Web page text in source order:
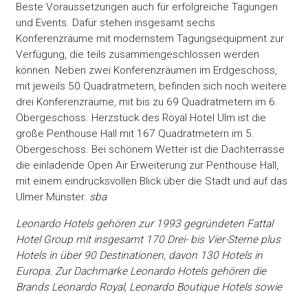
Beste Voraussetzungen auch für erfolgreiche Tagungen
und Events. Dafür stehen insgesamt sechs
Konferenzräume mit modernstem Tagungsequipment zur
Verfügung, die teils zusammengeschlossen werden
können. Neben zwei Konferenzräumen im Erdgeschoss,
mit jeweils 50 Quadratmetern, befinden sich noch weitere
drei Konferenzräume, mit bis zu 69 Quadratmetern im 6.
Obergeschoss. Herzstück des Royal Hotel Ulm ist die
große Penthouse Hall mit 167 Quadratmetern im 5.
Obergeschoss. Bei schönem Wetter ist die Dachterrasse
die einladende Open Air Erweiterung zur Penthouse Hall,
mit einem eindrucksvollen Blick über die Stadt und auf das
Ulmer Münster. sba
Leonardo Hotels gehören zur 1993 gegründeten Fattal
Hotel Group mit insgesamt 170 Drei- bis Vier-Sterne plus
Hotels in über 90 Destinationen, davon 130 Hotels in
Europa. Zur Dachmarke Leonardo Hotels gehören die
Brands Leonardo Royal, Leonardo Boutique Hotels sowie